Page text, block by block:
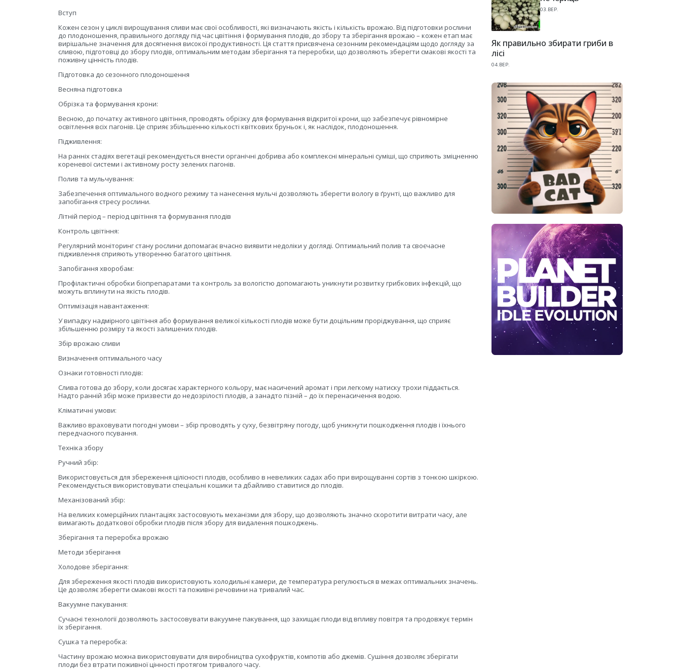
Вступ
Кожен сезон у циклі вирощування сливи має свої особливості, які визначають якість і кількість врожаю. Від підготовки рослини
до плодоношення, правильного догляду під час цвітіння і формування плодів, до збору та зберігання врожаю – кожен етап має
вирішальне значення для досягнення високої продуктивності. Ця стаття присвячена сезонним рекомендаціям щодо догляду за
сливою, підготовці до збору плодів, оптимальним методам зберігання та переробки, що дозволяють зберегти смакові якості та
поживну цінність плодів.
Підготовка до сезонного плодоношення
Весняна підготовка
Обрізка та формування крони:
Весною, до початку активного цвітіння, проводять обрізку для формування відкритої крони, що забезпечує рівномірне
освітлення всіх пагонів. Це сприяє збільшенню кількості квіткових бруньок і, як наслідок, плодоношення.
Підживлення:
На ранніх стадіях вегетації рекомендується внести органічні добрива або комплексні мінеральні суміші, що сприяють зміцненню
кореневої системи і активному росту зелених пагонів.
Полив та мульчування:
Забезпечення оптимального водного режиму та нанесення мульчі дозволяють зберегти вологу в ґрунті, що важливо для
запобігання стресу рослини.
Літній період – період цвітіння та формування плодів
Контроль цвітіння:
Регулярний моніторинг стану рослини допомагає вчасно виявити недоліки у догляді. Оптимальний полив та своєчасне
підживлення сприяють утворенню багатого цвітіння.
Запобігання хворобам:
Профілактичні обробки біопрепаратами та контроль за вологістю допомагають уникнути розвитку грибкових інфекцій, що
можуть вплинути на якість плодів.
Оптимізація навантаження:
У випадку надмірного цвітіння або формування великої кількості плодів може бути доцільним проріджування, що сприяє
збільшенню розміру та якості залишених плодів.
Збір врожаю сливи
Визначення оптимального часу
Ознаки готовності плодів:
Слива готова до збору, коли досягає характерного кольору, має насичений аромат і при легкому натиску трохи піддається.
Надто ранній збір може призвести до недозрілості плодів, а занадто пізній – до їх перенасичення водою.
Кліматичні умови:
Важливо враховувати погодні умови – збір проводять у суху, безвітряну погоду, щоб уникнути пошкодження плодів і їхнього
передчасного псування.
Техніка збору
Ручний збір:
Використовується для збереження цілісності плодів, особливо в невеликих садах або при вирощуванні сортів з тонкою шкіркою.
Рекомендується використовувати спеціальні кошики та дбайливо ставитися до плодів.
Механізований збір:
На великих комерційних плантаціях застосовують механізми для збору, що дозволяють значно скоротити витрати часу, але
вимагають додаткової обробки плодів після збору для видалення пошкоджень.
Зберігання та переробка врожаю
Методи зберігання
Холодове зберігання:
Для збереження якості плодів використовують холодильні камери, де температура регулюється в межах оптимальних значень.
Це дозволяє зберегти смакові якості та поживні речовини на тривалий час.
Вакуумне пакування:
Сучасні технології дозволяють застосовувати вакуумне пакування, що захищає плоди від впливу повітря та продовжує термін
їх зберігання.
Сушка та переробка:
Частину врожаю можна використовувати для виробництва сухофруктів, компотів або джемів. Сушіння дозволяє зберігати
плоди без втрати поживної цінності протягом тривалого часу.
03.ВЕР.
Як правильно збирати гриби в
лісі
04.ВЕР.